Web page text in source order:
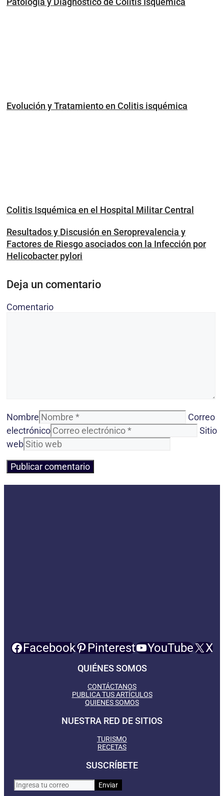
Evolución y Tratamiento en Colitis isquémica
Colitis Isquémica en el Hospital Militar Central
Resultados y Discusión en Seroprevalencia y
Factores de Riesgo asociados con la Infección por
Helicobacter pylori
Deja un comentario
Comentario
Nombre
Correo
electrónico
Sitio
web
Facebook Pinterest YouTube X
QUIÉNES SOMOS
CONTÁCTANOS
PUBLICA TUS ARTÍCULOS
QUIENES SOMOS
NUESTRA RED DE SITIOS
TURISMO
RECETAS
SUSCRÍBETE